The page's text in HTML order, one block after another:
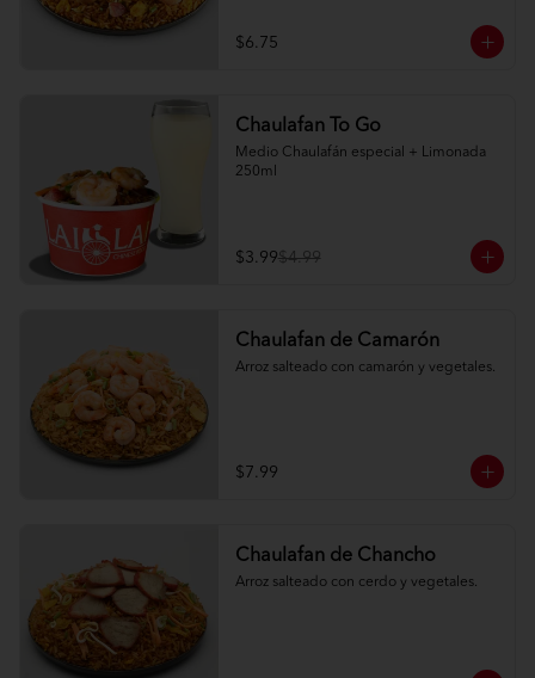
$6.75
Chaulafan To Go
Medio Chaulafán especial + Limonada
250ml
$3.99$4.99
Chaulafan de Camarón
Arroz salteado con camarón y vegetales.
$7.99
Chaulafan de Chancho
Arroz salteado con cerdo y vegetales.